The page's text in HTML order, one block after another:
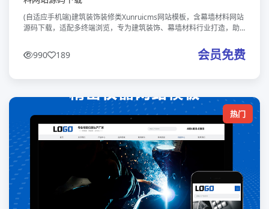
(自适应手机端)建筑装饰装修类Xunruicms网站模板，含幕墙材料网站
源码下载，适配多终端浏览，专为建筑装饰、幕墙材料行业打造，助
990 189 会员免费
热门